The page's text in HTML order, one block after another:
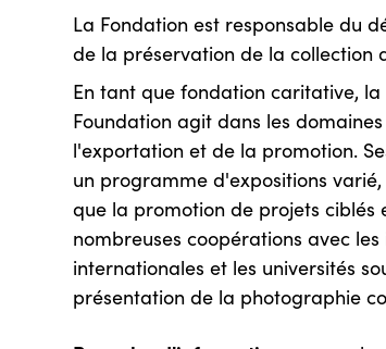
La Fondation est responsable du
de la préservation de la collection
En tant que fondation caritative,
Foundation agit dans les
l'exportation et de la promotion.
un programme d'expositions
que la promotion de projets
nombreuses coopérations avec
internationales et les universités
présentation de la photographie